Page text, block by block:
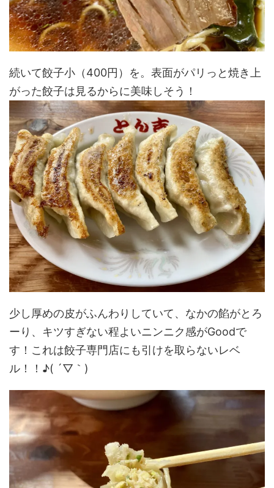
続いて餃子小（400円）を。表面がパリっと焼き上
がった餃子は見るからに美味しそう！
少し厚めの皮がふんわりしていて、なかの餡がとろ
ーり、キツすぎない程よいニンニク感がGoodで
す！これは餃子専門店にも引けを取らないレベ
ル！！♪( ´▽｀)